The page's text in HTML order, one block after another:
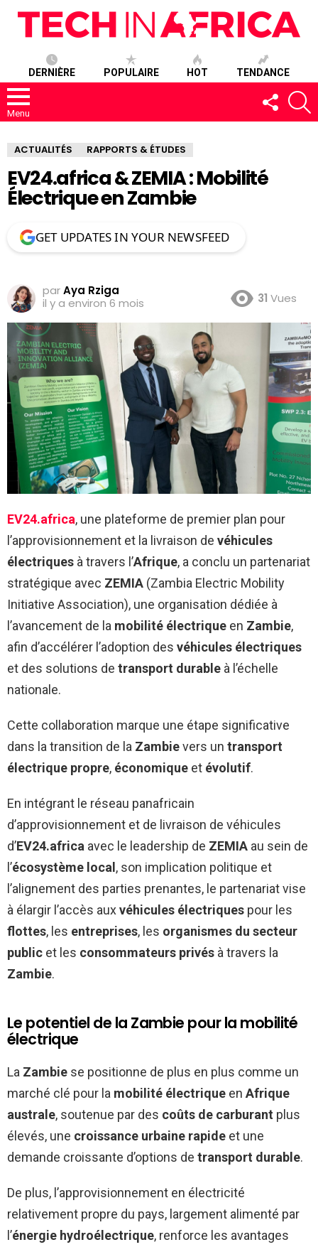
DERNIÈRE POPULAIRE HOT TENDANCE
Menu
SUIVEZ-
NOUS
ACTUALITÉS RAPPORTS & ÉTUDES
EV24.africa & ZEMIA : Mobilité
Électrique en Zambie
GET UPDATES IN YOUR NEWSFEED
parAya Rziga
il y a environ 6 mois
31 Vues
EV24.africa, une plateforme de premier plan pour
l’approvisionnement et la livraison de véhicules
électriques à travers l’Afrique, a conclu un partenariat
stratégique avec ZEMIA (Zambia Electric Mobility
Initiative Association), une organisation dédiée à
l’avancement de la mobilité électrique en Zambie,
afin d’accélérer l’adoption des véhicules électriques
et des solutions de transport durable à l’échelle
nationale.
Cette collaboration marque une étape significative
dans la transition de la Zambievers un transport
électrique propre, économique et évolutif.
En intégrant le réseau panafricain
d’approvisionnement et de livraison de véhicules
d’EV24.africa avec le leadership de ZEMIA au sein de
l’écosystème local , son implication politique et
l’alignement des parties prenantes, le partenariat vise
à élargir l’accès auxvéhicules électriques pour les
flottes, les entreprises, les organismes du secteur
public et les consommateurs privés à travers la
Zambie.
Le potentiel de la Zambie pour la mobilité
électrique
La Zambie se positionne de plus en plus comme un
marché clé pour la mobilité électrique en Afrique
australe, soutenue par des coûts de carburant plus
élevés, une croissance urbaine rapide et une
demande croissante d’options de transport durable.
De plus, l’approvisionnement en électricité
relativement propre du pays, largement alimenté par
l’énergie hydroélectrique, renforce les avantages